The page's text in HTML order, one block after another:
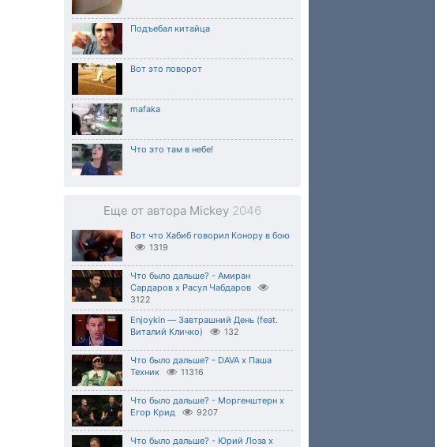
Подъебал китайца
Вот это поворот
mafaka
Что это там в небе!
Еще от автора Mickey 2046
Вот что Хабиб говорил Конору в бою
1319
Что было дальше? - Амиран
Сардаров х Расул Чабдаров
3122
Enjoykin — Завтрашний День (feat.
Виталий Кличко)
132
Что было дальше? - DAVA х Паша
Техник
11316
Что было дальше? - Моргенштерн x
Егор Крид
9207
Что было дальше? - Юрий Лоза х